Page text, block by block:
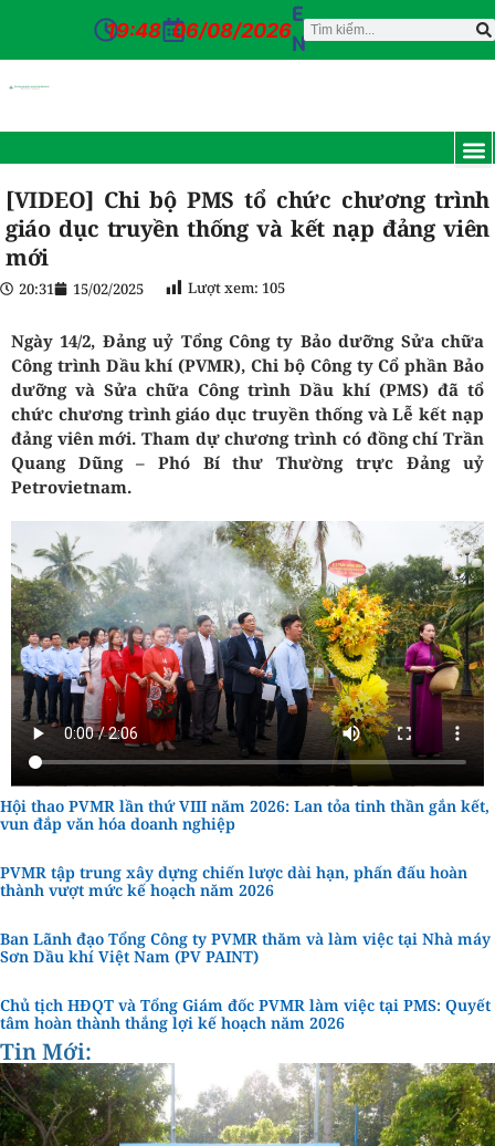
19:48 06/08/2026
E
N
[VIDEO] Chi bộ PMS tổ chức chương trình
giáo dục truyền thống và kết nạp đảng viên
mới
20:31 15/02/2025 Lượt xem: 105
Ngày 14/2, Đảng uỷ Tổng Công ty Bảo dưỡng Sửa chữa
Công trình Dầu khí (PVMR), Chi bộ Công ty Cổ phần Bảo
dưỡng và Sửa chữa Công trình Dầu khí (PMS) đã tổ
chức chương trình giáo dục truyền thống và Lễ kết nạp
đảng viên mới. Tham dự chương trình có đồng chí Trần
Quang Dũng – Phó Bí thư Thường trực Đảng uỷ
Petrovietnam.
Hội thao PVMR lần thứ VIII năm 2026: Lan tỏa tinh thần gắn kết,
vun đắp văn hóa doanh nghiệp
PVMR tập trung xây dựng chiến lược dài hạn, phấn đấu hoàn
thành vượt mức kế hoạch năm 2026
Ban Lãnh đạo Tổng Công ty PVMR thăm và làm việc tại Nhà máy
Sơn Dầu khí Việt Nam (PV PAINT)
Chủ tịch HĐQT và Tổng Giám đốc PVMR làm việc tại PMS: Quyết
tâm hoàn thành thắng lợi kế hoạch năm 2026
Tin Mới: